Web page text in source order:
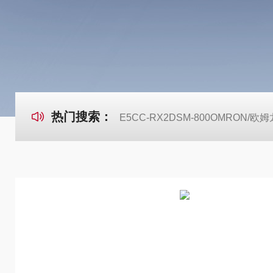
热门搜索： E5CC-RX2DSM-800OMRON/欧